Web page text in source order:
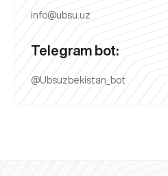
info@ubsu.uz
Telegram bot:
@Ubsuzbekistan_bot